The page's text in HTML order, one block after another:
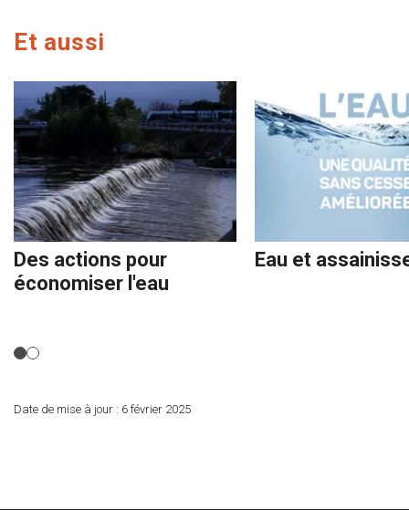
Et aussi
Des actions pour
économiser l'eau
Eau et
Date de mise à jour : 6 février 2025